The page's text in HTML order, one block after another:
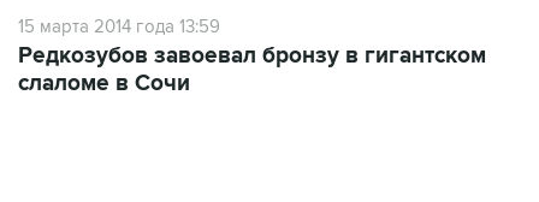
15 марта 2014 года 13:59
Редкозубов завоевал бронзу в гигантском
слаломе в Сочи